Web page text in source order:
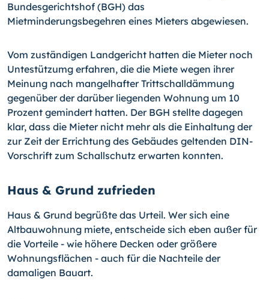
Bun­desgerichtshof (BGH) das
Mietminderungsbegehren eines Mieters abgewiesen.
Vom zuständigen Landgericht hatten die Mieter noch
Untestützumg erfahren, die die Miete wegen ihrer
Meinung nach mangelhafter Trittschalldämmung
gegenüber der da­rüber liegenden Wohnung um 10
Prozent gemindert hatten. Der BGH stellte dagegen
klar, dass die Mieter nicht mehr als die Einhaltung der
zur Zeit der Errichtung des Ge­bäudes geltenden DIN-
Vorschrift zum Schallschutz erwarten konnten.
Haus & Grund zufrieden
Haus & Grund begrüßte das Urteil. Wer sich eine
Altbauwohnung miete, entscheide sich eben außer für
die Vorteile - wie höhere Decken oder größere
Wohnungsflächen - auch für die Nachteile der
damaligen Bauart.